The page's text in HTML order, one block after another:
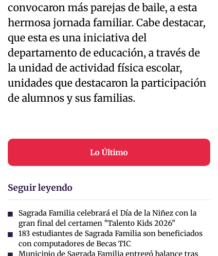
convocaron más parejas de baile, a esta
hermosa jornada familiar. Cabe destacar,
que esta es una iniciativa del
departamento de educación, a través de
la unidad de actividad física escolar,
unidades que destacaron la participación
de alumnos y sus familias.
Lo Último
Seguir leyendo
Sagrada Familia celebrará el Día de la Niñez con la
gran final del certamen "Talento Kids 2026"
183 estudiantes de Sagrada Familia son beneficiados
con computadores de Becas TIC
Municipio de Sagrada Familia entregó balance tras